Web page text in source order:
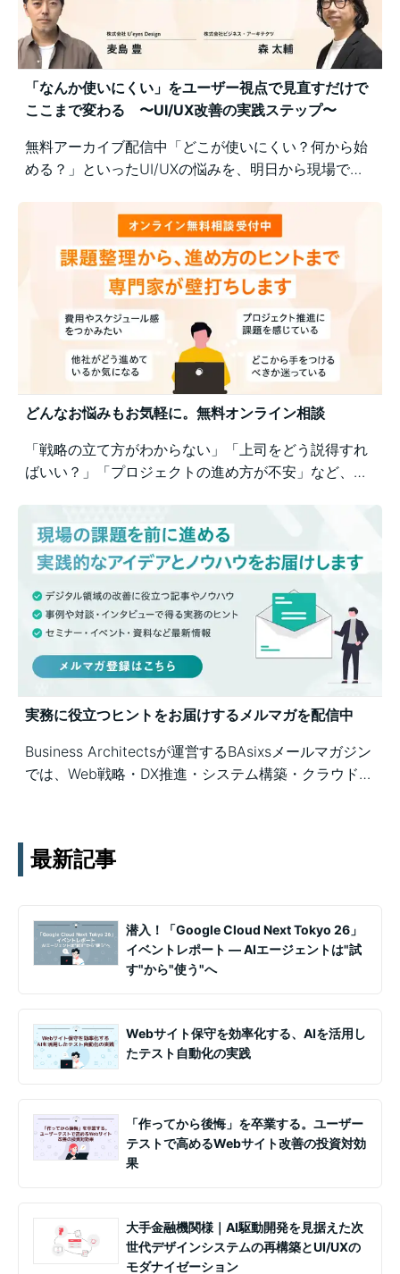
「なんか使いにくい」をユーザー視点で見直すだけで
ここまで変わる 〜UI/UX改善の実践ステップ〜
無料アーカイブ配信中「どこが使いにくい？何から始
める？」といったUI/UXの悩みを、明日から現場で実
の意識差に悩む方にもおすすめの実践型セミナーで
どんなお悩みもお気軽に。無料オンライン相談
「戦略の立て方がわからない」「上司をどう説得すれ
ばいい？」「プロジェクトの進め方が不安」など、業
実務に役立つヒントをお届けするメルマガを配信中
Business Architectsが運営するBAsixsメールマガジン
では、Web戦略・DX推進・システム構築・クラウド活
最新記事
潜入！「Google Cloud Next Tokyo 26」
イベントレポート ― AIエージェントは"試
す"から"使う"へ
Webサイト保守を効率化する、AIを活用し
たテスト自動化の実践
「作ってから後悔」を卒業する。ユーザー
テストで高めるWebサイト改善の投資対効
果
大手金融機関様｜AI駆動開発を見据えた次
世代デザインシステムの再構築とUI/UXの
モダナイゼーション